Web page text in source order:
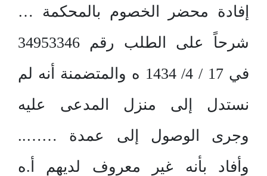
إفادة محضر الخصوم بالمحكمة …
شرحاً على الطلب رقم 34953346
في 17 / 4/ 1434 ه والمتضمنة أنه لم
نستدل إلى منزل المدعى عليه
وجرى الوصول إلى عمدة ……..
وأفاد بأنه غير معروف لديهم أ.ه